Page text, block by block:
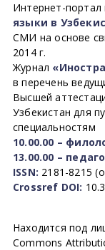
Интернет-портал
языки в
СМИ на основе
2014 г.
Журнал
в перечень
Высшей
Узбекистан для
специальностям
10.00.00 –
13.00.00 –
ISSN: 2181-8215
Crossref DOI:
Находится под
Commons